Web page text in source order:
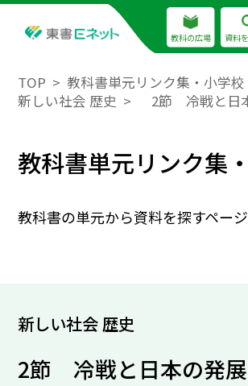
教科の広場 資料
TOP
教科書単元リンク集・小学校
新しい社会 歴史
2節 冷戦と日
教科書単元リンク集
教科書の単元から資料を探すページ
新しい社会 歴史
2節 冷戦と日本の発展